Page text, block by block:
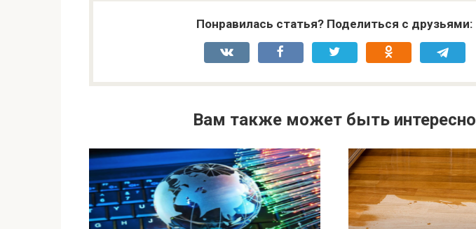
Понравилась статья? Поделиться с друзьями:
Вам также может быть интересно